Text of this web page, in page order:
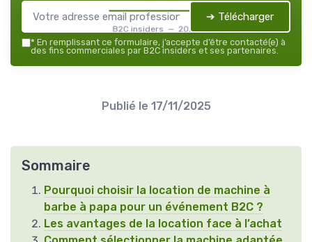
B2C insiders — 2026
➔ Télécharger
* En remplissant ce formulaire, j’accepte d’être contacté(e) à
des fins commerciales par B2C insiders et ses partenaires.
Publié le 17/11/2025
Sommaire
Pourquoi choisir la location de machine à
barbe à papa pour un événement B2C ?
Les avantages de la location face à l’achat